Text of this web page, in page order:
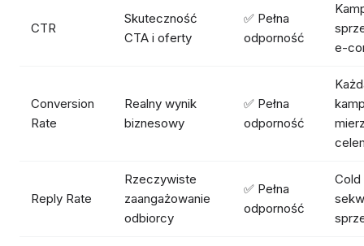
CTR
Skuteczność
CTA i oferty
✅ Pełna
odporność
e-
Conversion
Rate
Realny wynik
biznesowy
✅ Pełna
odporność
Reply Rate
Rzeczywiste
zaangażowanie
odbiorcy
✅ Pełna
odporność
Cold